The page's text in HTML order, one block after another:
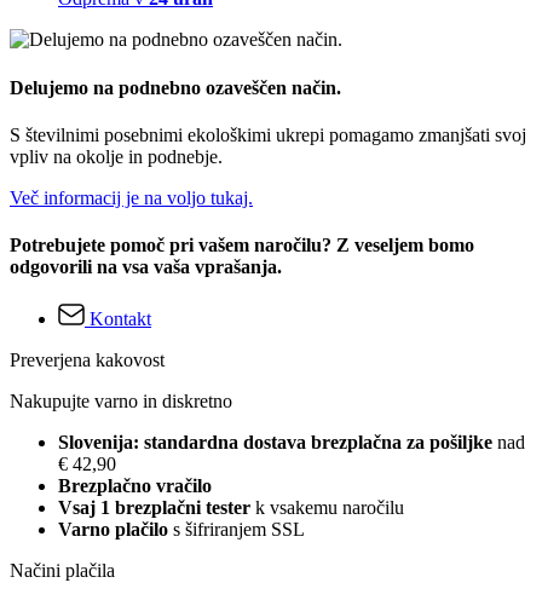
Delujemo na podnebno ozaveščen način.
S številnimi posebnimi ekološkimi ukrepi pomagamo zmanjšati svoj
vpliv na okolje in podnebje.
Več informacij je na voljo tukaj.
Potrebujete pomoč pri vašem naročilu? Z veseljem bomo
odgovorili na vsa vaša vprašanja.
Kontakt
Preverjena kakovost
Nakupujte varno in diskretno
Slovenija: standardna dostava brezplačna za pošiljke nad
€ 42,90
Brezplačno vračilo
Vsaj 1 brezplačni tester k vsakemu naročilu
Varno plačilo s šifriranjem SSL
Načini plačila